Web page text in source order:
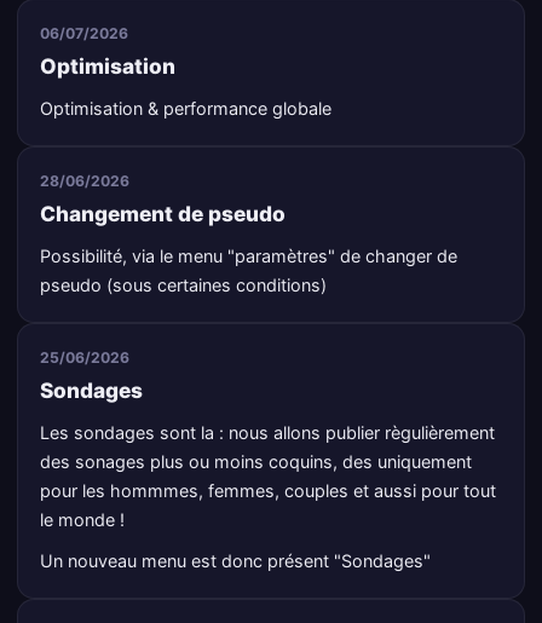
06/07/2026
Optimisation
Optimisation & performance globale
28/06/2026
Changement de pseudo
Possibilité, via le menu "paramètres" de changer de
pseudo (sous certaines conditions)
25/06/2026
Sondages
Les sondages sont la : nous allons publier règulièrement
des sonages plus ou moins coquins, des uniquement
pour les hommmes, femmes, couples et aussi pour tout
le monde !
Un nouveau menu est donc présent "Sondages"